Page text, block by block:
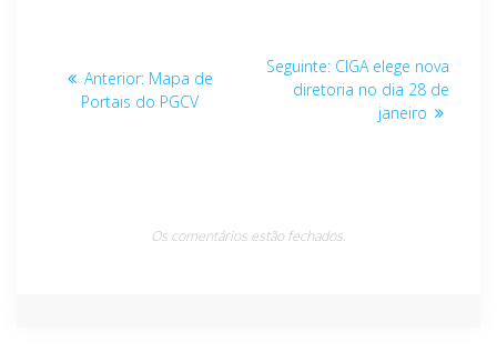
Anterior: Post
anterior:
Mapa de
Portais do PGCV
Seguinte: Post
seguinte:
CIGA elege nova
diretoria no dia 28 de
janeiro
Os comentários estão fechados.